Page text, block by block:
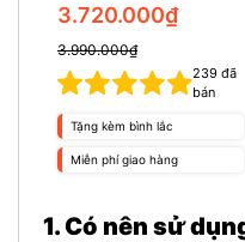
servings)
3.720.000₫
3.990.000₫
239 đã
bán
Tặng kèm bình lắc
Miễn phí giao hàng
1. Có nên sử